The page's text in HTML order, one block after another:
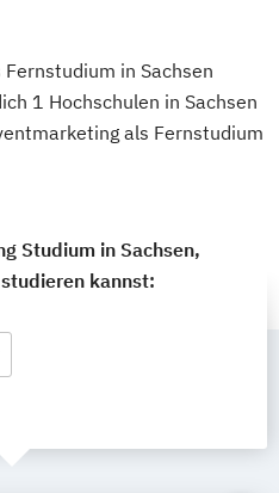
in Sachsen
1 Hochschulen in Sachsen
als Fernstudium
Studium in Sachsen,
kannst: